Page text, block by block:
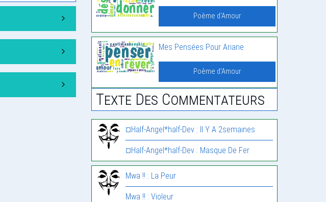
Poème d'Amour
Mes Pensées Pour Ariane
Poème d'Amour
Texte Des Commentateurs
¤Half-Angel*half-Dev : Il Y A 2semaines
¤Half-Angel*half-Dev : Masque De Fer
Mwa !! : La Peur
Mwa !! : Violeur